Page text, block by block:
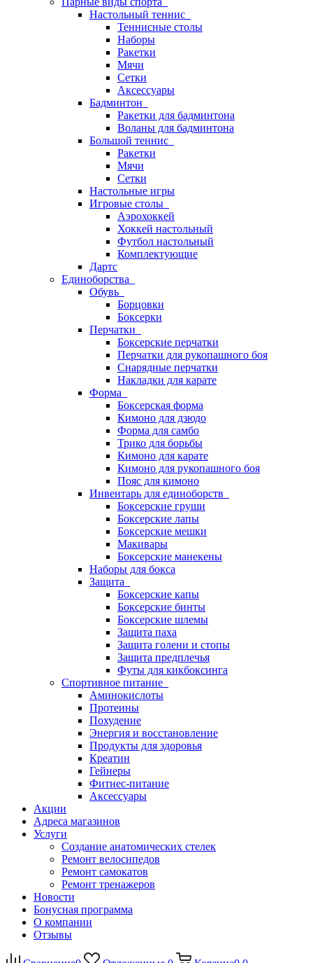
Настольный теннис
Теннисные столы
Наборы
Ракетки
Мячи
Сетки
Аксессуары
Бадминтон
Ракетки для бадминтона
Воланы для бадминтона
Большой теннис
Ракетки
Мячи
Сетки
Настольные игры
Игровые столы
Аэрохоккей
Хоккей настольный
Футбол настольный
Комплектующие
Дартс
Единоборства
Обувь
Борцовки
Боксерки
Перчатки
Боксерские перчатки
Перчатки для рукопашного боя
Снарядные перчатки
Накладки для карате
Форма
Боксерская форма
Кимоно для дзюдо
Форма для самбо
Трико для борьбы
Кимоно для карате
Кимоно для рукопашного боя
Пояс для кимоно
Инвентарь для единоборств
Боксерские груши
Боксерские лапы
Боксерские мешки
Макивары
Боксерские манекены
Наборы для бокса
Защита
Боксерские капы
Боксерские бинты
Боксерские шлемы
Защита паха
Защита голени и стопы
Защита предплечья
Футы для кикбоксинга
Спортивное питание
Аминокислоты
Протеины
Похудение
Энергия и восстановление
Продукты для здоровья
Креатин
Гейнеры
Фитнес-питание
Аксессуары
Акции
Адреса магазинов
Услуги
Создание анатомических стелек
Ремонт велосипедов
Ремонт самокатов
Ремонт тренажеров
Новости
Бонусная программа
О компании
Отзывы